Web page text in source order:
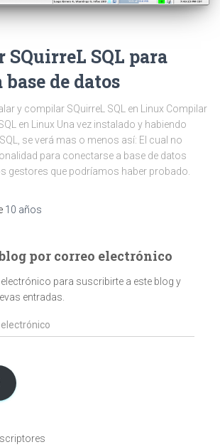
SQuirreL SQL para
de datos
y compilar SQuirreL SQL en Linux Compilar
en Linux Una vez instalado y habiendo
se verá mas o menos así: El cual no
para conectarse a base de datos
gestores que podríamos haber probado.
10 años
por correo electrónico
para suscribirte a este blog y
entradas.